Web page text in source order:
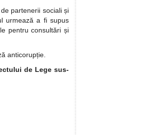
partenerii sociali și
urmează a fi supus
pentru consultări și
anticorupție.
de Lege sus-